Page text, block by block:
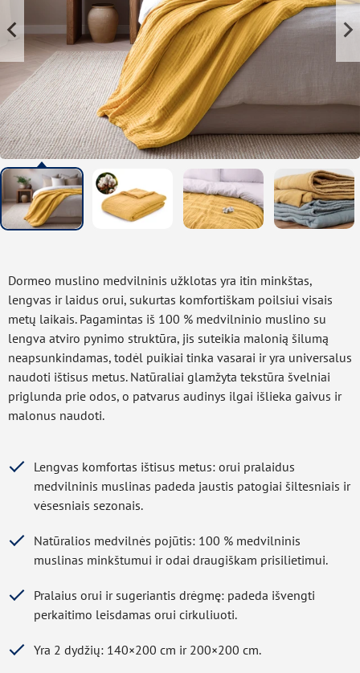
Dormeo muslino medvilninis užklotas yra itin minkštas,
lengvas ir laidus orui, sukurtas komfortiškam poilsiui visais
metų laikais. Pagamintas iš 100 % medvilninio muslino su
lengva atviro pynimo struktūra, jis suteikia malonią šilumą
neapsunkindamas, todėl puikiai tinka vasarai ir yra universalus
naudoti ištisus metus. Natūraliai glamžyta tekstūra švelniai
priglunda prie odos, o patvarus audinys ilgai išlieka gaivus ir
malonus naudoti.
Lengvas komfortas ištisus metus: orui pralaidus
medvilninis muslinas padeda jaustis patogiai šiltesniais ir
vėsesniais sezonais.
Natūralios medvilnės pojūtis: 100 % medvilninis
muslinas minkštumui ir odai draugiškam prisilietimui.
Pralaius orui ir sugeriantis drėgmę: padeda išvengti
perkaitimo leisdamas orui cirkuliuoti.
Yra 2 dydžių: 140×200 cm ir 200×200 cm.